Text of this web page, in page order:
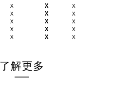
X X
X
X X
X
X X
X
X X
X
X X X
了解更多